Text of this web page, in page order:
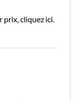
cliquez ici.